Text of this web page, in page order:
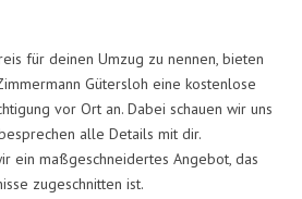
für deinen Umzug zu nennen, bieten
Gütersloh eine kostenlose
vor Ort an. Dabei schauen wir uns
alle Details mit dir.
ein maßgeschneidertes Angebot, das
zugeschnitten ist.